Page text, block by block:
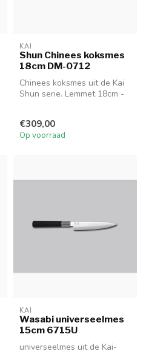
KAI
Shun Chinees koksmes
18cm DM-0712
Chinees koksmes uit de Kai
Shun serie. Lemmet 18cm -
€309,00
Op voorraad
KAI
Wasabi universeelmes
15cm 6715U
universeelmes uit de Kai-